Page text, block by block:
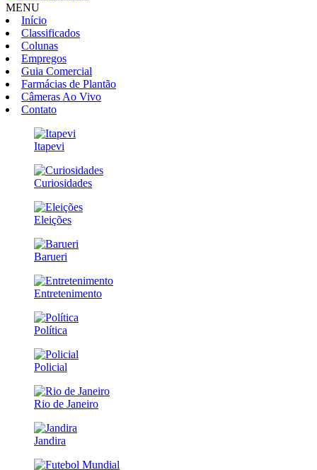
MENU
Início
Classificados
Colunas
Empregos
Guia Comercial
Farmácias de Plantão
Câmeras Ao Vivo
Contato
Itapevi
Curiosidades
Eleições
Barueri
Entretenimento
Política
Policial
Rio de Janeiro
Jandira